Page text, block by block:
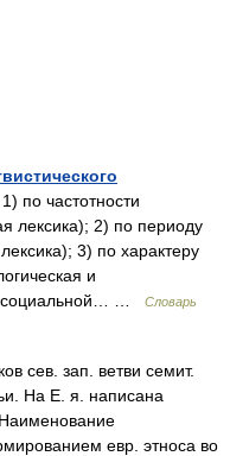
по частотности
лексика); 2) по периоду
3) по характеру
и
социальной… …
Словарь
сев. зап. ветви семит.
На Е. я. написана
евр. этноса во